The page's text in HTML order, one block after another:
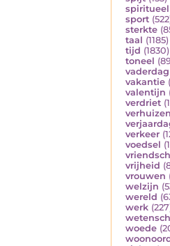
spiritueel
sport
sterkte
taal (1185)
tijd (1830)
toneel
vaderdag
vakantie
valentijn
verdriet
verhuizen
verkeer
voedsel
vrijheid
vrouwen
welzijn
wereld
werk
woede